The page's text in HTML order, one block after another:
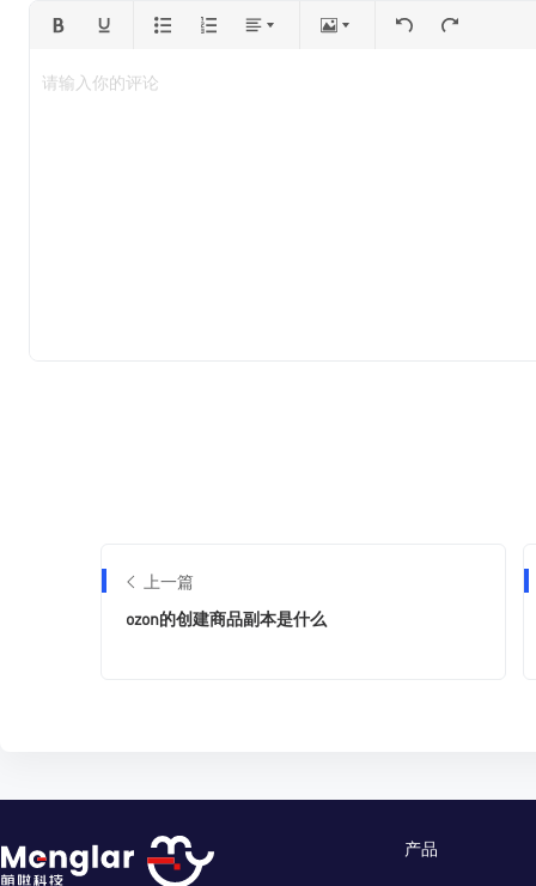
请输入你的评论
上一篇
ozon的创建商品副本是什么
产品